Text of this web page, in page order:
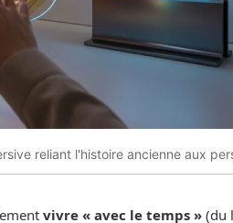
reliant l'histoire ancienne aux
vivre « avec le temps » (du